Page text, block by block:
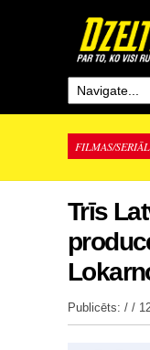
FILMAS/
Trīs
Publicēts: / /